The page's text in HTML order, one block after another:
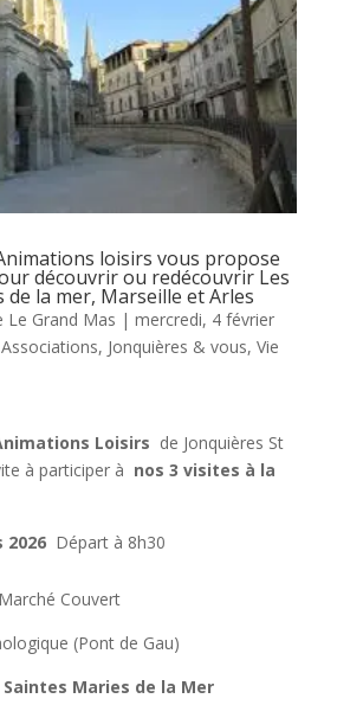
loisirs vous propose
découvrir ou redécouvrir Les
de la mer, Marseille et Arles
Le Grand Mas | mercredi, 4 février
Associations, Jonquières & vous, Vie
Loisirs de Jonquières St
à participer à nos 3 visites à la
2026 Départ à 8h30
Couvert
(Pont de Gau)
Saintes Maries de la Mer